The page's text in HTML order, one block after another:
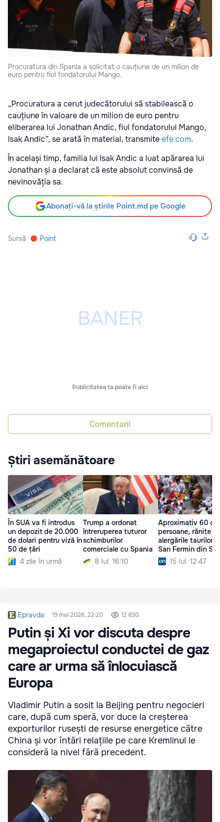
Procuratura din Spania a solicitat o cauțiune de un milion de
euro pentru fiul fondatorului Mango.
„Procuratura a cerut judecătorului să stabilească o
cauțiune în valoare de un milion de euro pentru
eliberarea lui Jonathan Andic, fiul fondatorului Mango,
Isak Andic”, se arată în material, transmiteefe.com.
În același timp, familia lui Isak Andic a luat apărarea lui
Jonathan și a declarat că este absolut convinsă de
nevinovăția sa.
Abonați-vă la știrile Point.md pe Google
Sursă Point
Publicitatea ta poate fi aici
Comentarii
Știri asemănătoare
În SUA va fi introdus
un depozit de 20.000
de dolari pentru viză în
50 de țări
4 zile în urmă
Trump a ordonat
întreruperea tuturor
schimburilor
comerciale cu Spania
8 Iul. 16:10
Aproximativ 60 de
persoane, rănite la
alergările taurilor
San Fermin din
15 Iul. 12:47
Epravda 19 mai 2026, 22:20 12 830
Putin și Xi vor discuta despre
megaproiectul conductei de gaz
care ar urma să înlocuiască
Europa
Vladimir Putin a sosit la Beijing pentru negocieri
care, după cum speră, vor duce la creșterea
exporturilor rusești de resurse energetice către
China și vor întări relațiile pe care Kremlinul le
consideră la nivel fără precedent.